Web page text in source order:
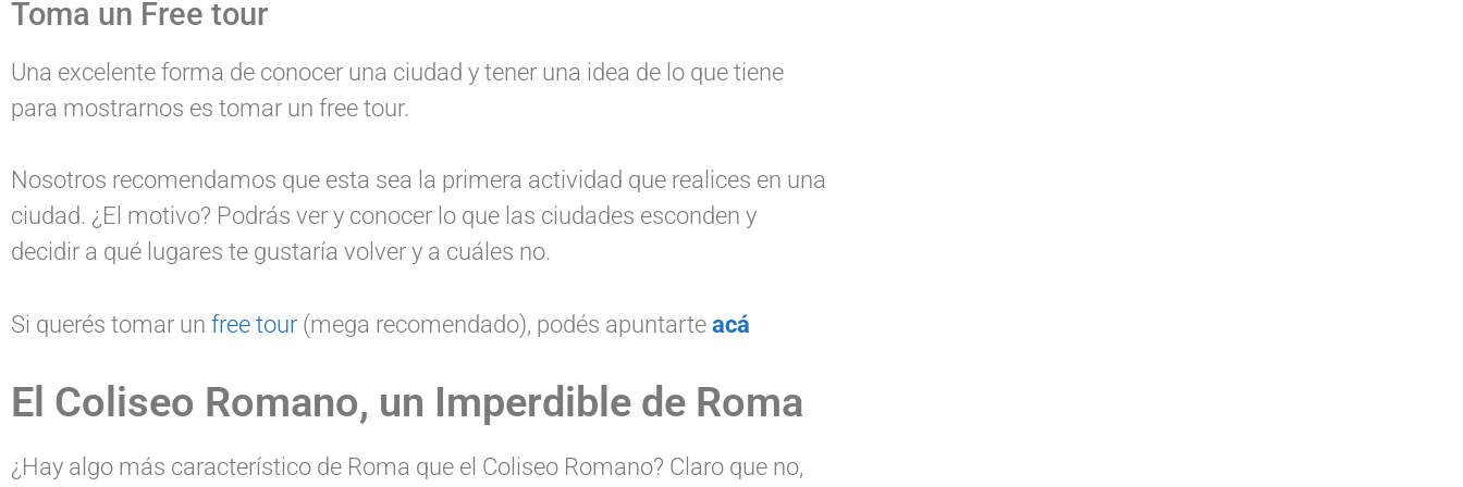
Toma un Free tour
Una excelente forma de conocer una ciudad y tener una idea de lo que tiene
para mostrarnos es tomar un free tour.
Nosotros recomendamos que esta sea la primera actividad que realices en una
ciudad. ¿El motivo? Podrás ver y conocer lo que las ciudades esconden y
decidir a qué lugares te gustaría volver y a cuáles no.
Si querés tomar un free tour (mega recomendado), podés apuntarteacá
El Coliseo Romano, un Imperdible de Roma
¿Hay algo más característico de Roma que el Coliseo Romano? Claro que no,